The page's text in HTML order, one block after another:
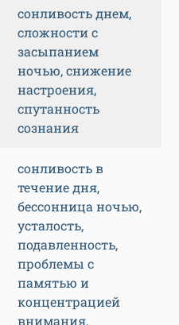
сонливость днем,
сложности с
засыпанием
ночью, снижение
настроения,
спутанность
сознания
сонливость в
течение дня,
бессонница ночью,
усталость,
подавленность,
проблемы с
памятью и
концентрацией
внимания,